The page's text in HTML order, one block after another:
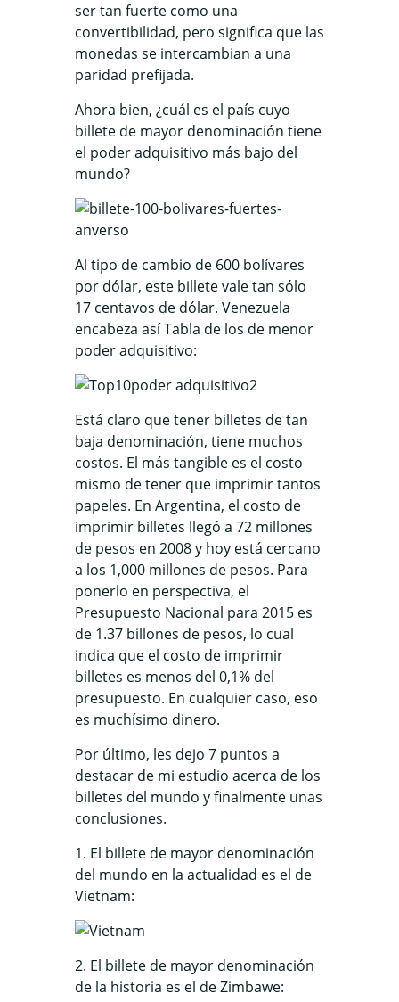
ser tan fuerte como una
convertibilidad, pero significa que las
monedas se intercambian a una
paridad prefijada.
Ahora bien, ¿cuál es el país cuyo
billete de mayor denominación tiene
el poder adquisitivo más bajo del
mundo?
Al tipo de cambio de 600 bolívares
por dólar, este billete vale tan sólo
17 centavos de dólar. Venezuela
encabeza así Tabla de los de menor
poder adquisitivo:
Está claro que tener billetes de tan
baja denominación, tiene muchos
costos. El más tangible es el costo
mismo de tener que imprimir tantos
papeles. En Argentina, el costo de
imprimir billetes llegó a 72 millones
de pesos en 2008 y hoy está cercano
a los 1,000 millones de pesos. Para
ponerlo en perspectiva, el
Presupuesto Nacional para 2015 es
de 1.37 billones de pesos, lo cual
indica que el costo de imprimir
billetes es menos del 0,1% del
presupuesto. En cualquier caso, eso
es muchísimo dinero.
Por último, les dejo 7 puntos a
destacar de mi estudio acerca de los
billetes del mundo y finalmente unas
conclusiones.
1. El billete de mayor denominación
del mundo en la actualidad es el de
Vietnam:
2. El billete de mayor denominación
de la historia es el de Zimbawe: